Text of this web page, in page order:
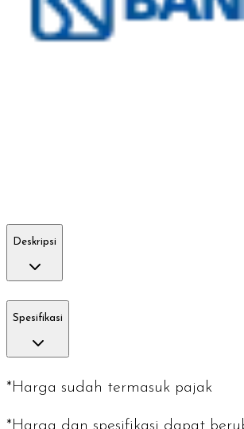
Deskripsi
Spesifikasi
*Harga sudah termasuk pajak
*Harga dan spesifikasi dapat